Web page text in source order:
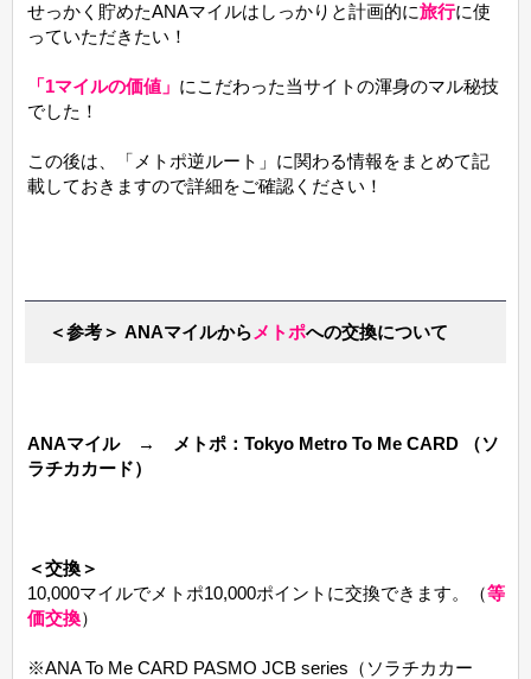
せっかく貯めたANAマイルはしっかりと計画的に旅行に使
っていただきたい！
「1マイルの価値」 にこだわった当サイトの渾身のマル秘技
でした！
この後は、「メトポ逆ルート」に関わる情報をまとめて記
載しておきますので詳細をご確認ください！
＜参考＞ ANAマイルから メトポへの交換について
ANAマイル → メトポ：Tokyo Metro To Me CARD （ソ
ラチカカード）
＜交換＞
10,000マイルでメトポ10,000ポイントに交換できます。（等
価交換）
※ANA To Me CARD PASMO JCB series（ソラチカカー